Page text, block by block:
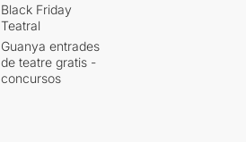
Black Friday
Teatral
Guanya entrades
de teatre gratis -
concursos